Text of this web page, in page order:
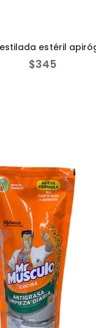
estéril
$345